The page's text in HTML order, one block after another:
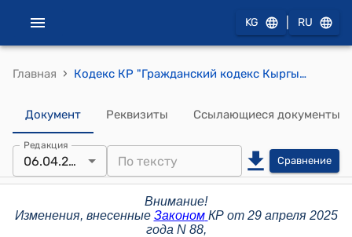
KG RU
Главная › Кодекс КР "Гражданский кодекс Кыргызской Республики Часть I" от 8 мая 1996 года № 15
Документ Реквизиты Ссылающиеся документы
Редакция
06.04.2026 Сравнение